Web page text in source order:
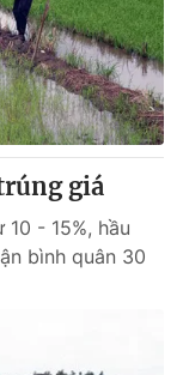
giá
- 15%, hầu
bình quân 30